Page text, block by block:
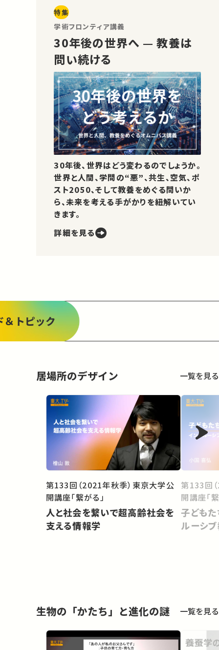
特集
学術フロンティア講義
30年後の世界へ — 教養は
問い続ける
30年後、世界はどう変わるのでしょうか。
世界と人間、学問の“悪”、共生、空気、ポ
スト2050、そして教養をめぐる問いか
ら、未来を考える手がかりを紐解いてい
きます。
詳細を見る
＆トピック
居場所のデザイン 一覧を見る
第133回（2021年秋季）東京大学公
開講座「繋がる」
人と社会を繋いで超高齢社会を
支える情報学
第133回
開講座「
子ども
ルーシ
生物の「かたち」と進化の謎 一覧を見る